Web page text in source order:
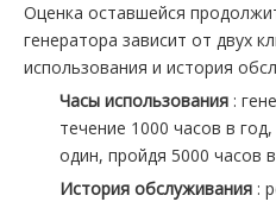
Оценка оставшейся
генератора зависит от двух
использования и история
Часы использования :
течение 1000 часов в
один, пройдя 5000 часов
История обслуживания :